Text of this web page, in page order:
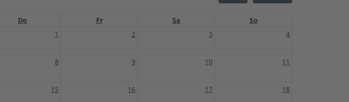
Do Fr Sa
So
1 2 3 4
8 9 10 11
15 16 17 18